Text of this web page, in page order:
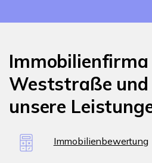
Weststraße
unsere
Immobilienbewertung